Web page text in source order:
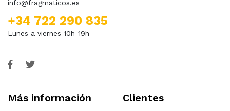
info@fragmaticos.es
+34 722 290 835
Lunes a viernes 10h-19h
Más información Clientes